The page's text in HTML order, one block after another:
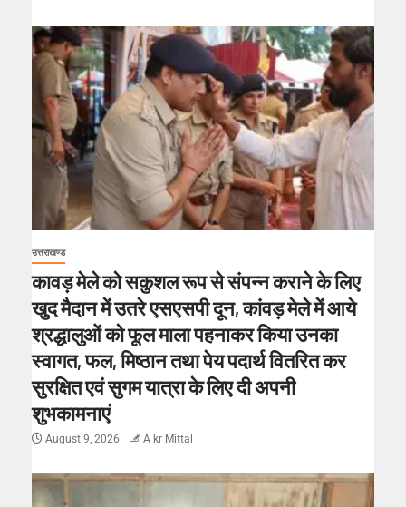
उत्तराखण्ड
कावड़ मेले को सकुशल रूप से संपन्न कराने के लिए
खुद मैदान में उतरे एसएसपी दून, कांवड़ मेले में आये
श्रद्धालुओं को फूल माला पहनाकर किया उनका
स्वागत, फल, मिष्ठान तथा पेय पदार्थ वितरित कर
सुरक्षित एवं सुगम यात्रा के लिए दी अपनी
शुभकामनाएं
August 9, 2026 A kr Mittal